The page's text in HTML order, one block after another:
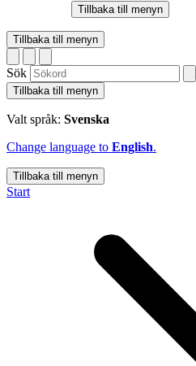
Tillbaka till menyn
Tillbaka till menyn
Sök
Tillbaka till menyn
Valt språk: Svenska
Change language to English.
Tillbaka till menyn
Start